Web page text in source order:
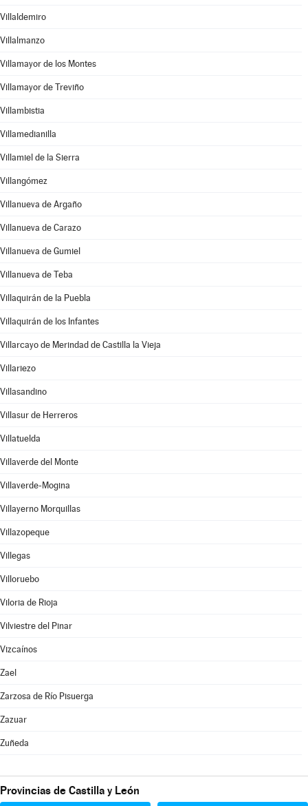
Villaldemiro
Villalmanzo
Villamayor de los Montes
Villamayor de Treviño
Villambistia
Villamedianilla
Villamiel de la Sierra
Villangómez
Villanueva de Argaño
Villanueva de Carazo
Villanueva de Gumiel
Villanueva de Teba
Villaquirán de la Puebla
Villaquirán de los Infantes
Villarcayo de Merindad de Castilla la Vieja
Villariezo
Villasandino
Villasur de Herreros
Villatuelda
Villaverde del Monte
Villaverde-Mogina
Villayerno Morquillas
Villazopeque
Villegas
Villoruebo
Viloria de Rioja
Vilviestre del Pinar
Vizcaínos
Zael
Zarzosa de Río Pisuerga
Zazuar
Zuñeda
Provincias de Castilla y León